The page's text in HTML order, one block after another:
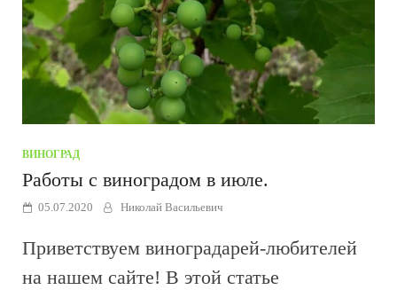
ВИНОГРАД
Работы с виноградом в июле.
05.07.2020 Николай Васильевич
Приветствуем виноградарей-любителей
на нашем сайте! В этой статье